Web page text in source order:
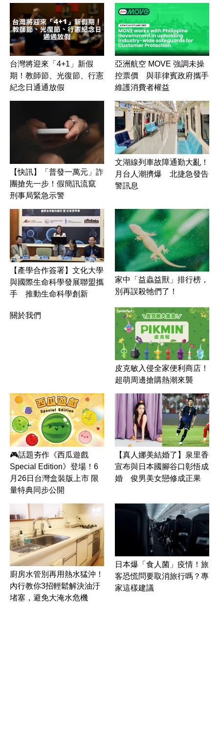
台灣將迎來「4+1」新假
期！教師節、光復節、行憲
紀念日通通放假
亞洲航空 MOVE 強調未操
控票價 與菲律賓政府攜手
維護消費者權益
【快訊】「普發一萬元」詐
團搶先一步！假簡訊流竄
刑事局緊急示警
文湖線列車故障通勤大亂！
月台人潮擠爆 北捷急發告
警訊息
【產學合作簽署】文化大學
與國際生命科學發展聯盟攜
手 推動生命科學創新
家中「益蟲益獸」排行榜，
別再誤殺牠們了！
關於我們
皮克敏入侵全家便利商店！
超萌周邊搶購熱潮來襲
🎮話題夯作《西瓜遊戲
Special Edition》登場！6
月26日台灣盒裝版上市 限
量特典同步公開
【真人娜美結婚了】泉里香
宣布與日本國腳谷口彰悟成
婚 俊男美女戀修成正果
廚房水管別再用熱水猛沖！
內行教你3招輕鬆解決油汙
堵塞，避免大淹水危機
日本爆「食人菌」疫情！旅
客恐慌問要取消旅行嗎？專
家這樣建議